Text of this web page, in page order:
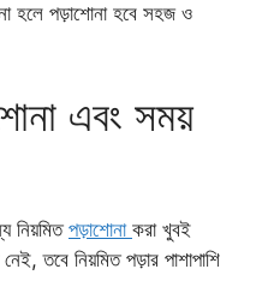
হলে পড়াশোনা হবে সহজ ও
এবং সময়
নিয়মিত পড়াশোনা করা খুবই
তবে নিয়মিত পড়ার পাশাপাশি